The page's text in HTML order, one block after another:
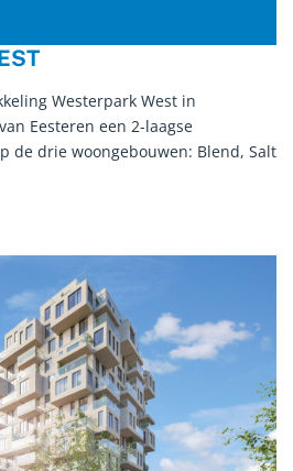
Westerpark West in
Eesteren een 2-laagse
de drie woongebouwen: Blend, Salt